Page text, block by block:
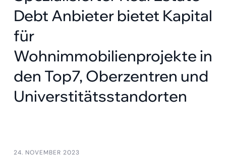
Debt Anbieter bietet Kapital
für
Wohnimmobilienprojekte in
den Top7, Oberzentren und
Universtitätsstandorten
24. NOVEMBER 2023